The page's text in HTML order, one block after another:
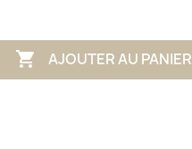
 AJOUTER AU PANIER